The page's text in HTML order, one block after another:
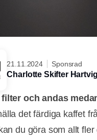
21.11.2024 Sponsrad
Charlotte Skifter
och andas
det färdiga kaffet
du göra som allt